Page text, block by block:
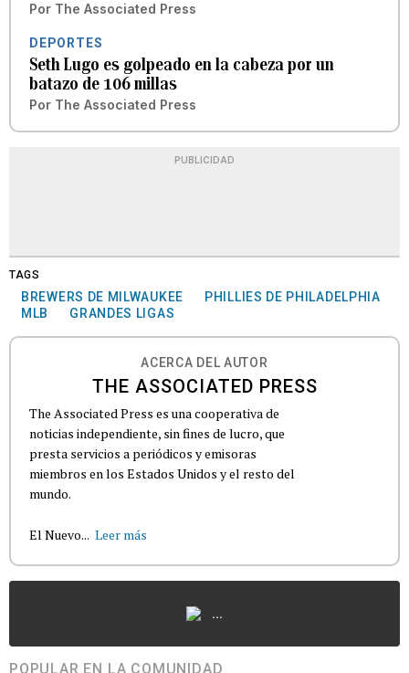
Por The Associated Press
DEPORTES
Seth Lugo es golpeado en la cabeza por un
batazo de 106 millas
Por The Associated Press
PUBLICIDAD
TAGS
BREWERS DE MILWAUKEE
PHILLIES DE PHILADELPHIA
MLB
GRANDES LIGAS
ACERCA DEL AUTOR
THE ASSOCIATED PRESS
The Associated Press es una cooperativa de
noticias independiente, sin fines de lucro, que
presta servicios a periódicos y emisoras
miembros en los Estados Unidos y el resto del
mundo.
El Nuevo... Leer más
...
POPULAR EN LA COMUNIDAD